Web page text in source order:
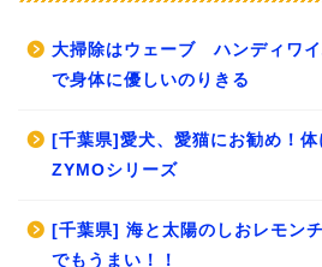
大掃除はウェーブ ハンディワ
で身体に優しいのりきる
[千葉県]愛犬、愛猫にお勧め！
ZYMOシリーズ
[千葉県] 海と太陽のしおレモン
でもうまい！！